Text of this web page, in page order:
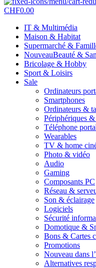
CHF0.00
IT & Multimédia
Maison & Habitat
Supermarché &
NouveauBeauté &
Bricolage & Hobby
Sport & Loisirs
Sale
Ordinateurs
Smartphones
Ordinateurs &
Périphériques &
Téléphone
Wearables
TV & home
Photo & vidéo
Audio
Gaming
Composants PC
Réseau &
Son & éclairage
Logiciels
Sécurité
Domotique &
Bons & Cartes
Promotions
Nouveau dans
Alternatives